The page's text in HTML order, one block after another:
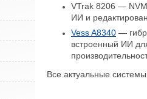
VTrak 8206 —
ИИ и
Vess A8340 —
встроенный ИИ
Все актуальные